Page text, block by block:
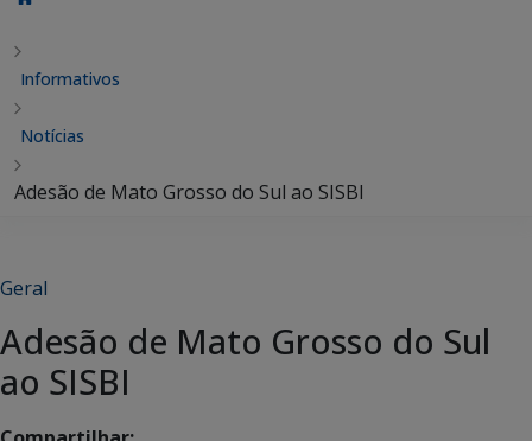
Informativos
Notícias
Adesão de Mato Grosso do Sul ao SISBI
Geral
Adesão de Mato Grosso do Sul
ao SISBI